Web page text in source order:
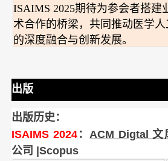
ISAIMS 2025期待为参会者搭建
术合作的桥梁，共同推动医学
的深度融合与创新发展。
出版
出版历史：
ISAIMS 2024：ACM Digtal 文
公司 |Scopus